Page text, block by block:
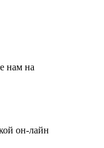
нам на
он-лайн